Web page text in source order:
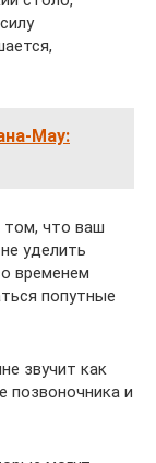
Мау:
том, что ваш
уделить
временем
попутные
звучит как
позвоночника и